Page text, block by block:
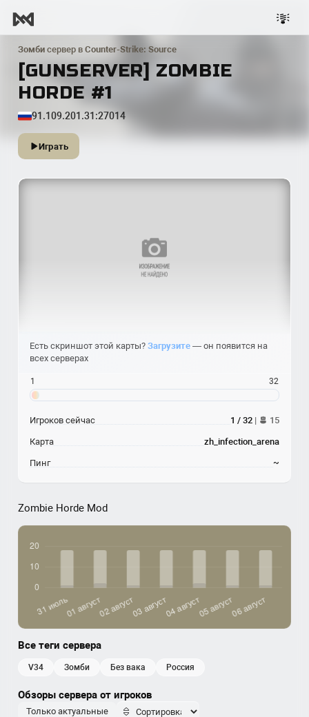
Зомби сервер в Counter-Strike: Source
[GUNSERVER] ZOMBIE
HORDE #1
91.109.201.31:27014
Играть
Zombie Horde Mod
Все теги сервера
v34 зомби без вака россия
Обзоры сервера от игроков
Только актуальные
Есть скриншот этой карты? Загрузите — он появится на
всех серверах
1 32
Игроков сейчас 1 / 32 | 15
Карта zh_infection_arena
Пинг ~